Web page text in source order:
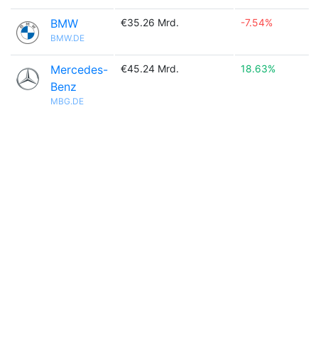
BMW
BMW.DE
€35.26 Mrd. -7.54%
Mercedes-
Benz
MBG.DE
€45.24 Mrd. 18.63%